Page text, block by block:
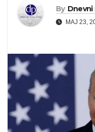
By Dnevni
MAJ 23,